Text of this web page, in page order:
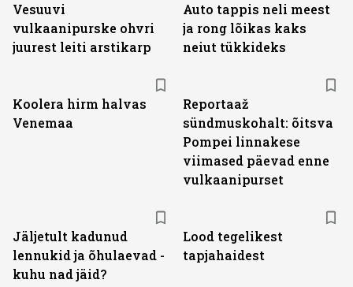
Vesuuvi
vulkaanipurske ohvri
juurest leiti arstikarp
Auto tappis neli meest
ja rong lõikas kaks
neiut tükkideks
Koolera hirm halvas
Venemaa
Reportaaž
sündmuskohalt: õitsva
Pompei linnakese
viimased päevad enne
vulkaanipurset
Jäljetult kadunud
lennukid ja õhulaevad -
kuhu nad jäid?
Lood tegelikest
tapjahaidest